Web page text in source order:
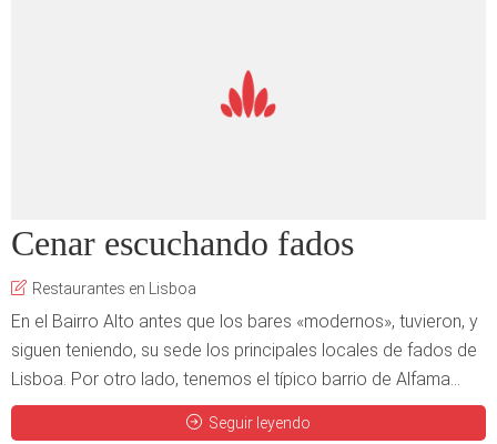
Cenar escuchando fados
Restaurantes en Lisboa
En el Bairro Alto antes que los bares «modernos», tuvieron, y
siguen teniendo, su sede los principales locales de fados de
Lisboa. Por otro lado, tenemos el típico barrio de Alfama...
Seguir leyendo